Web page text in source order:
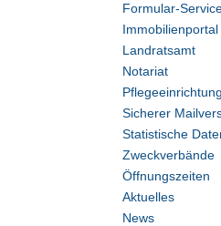
Formular-
Immobilienportal
Landratsamt
Notariat
Sicherer
Statistische
Zweckverbände
Öffnungszeiten
Aktuelles
News